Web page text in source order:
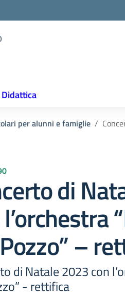
Didattica
per alunni e famiglie
di
–
di Natale 2023 con
- rettifica